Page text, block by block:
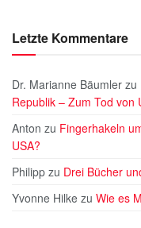
Letzte Kommentare
Dr. Marianne Bäumler zu
Republik – Zum Tod von
Anton zu Fingerhakeln
USA?
Philipp zu Drei Bücher
Yvonne Hilke zu Wie es